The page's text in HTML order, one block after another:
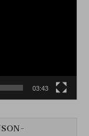
03:43